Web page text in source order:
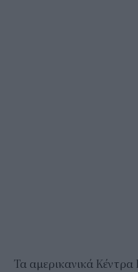
Τα αμερικανικά